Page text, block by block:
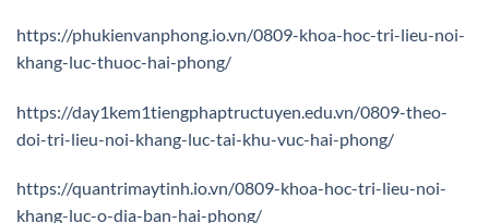
https://phukienvanphong.io.vn/0809-khoa-hoc-tri-lieu-noi-
khang-luc-thuoc-hai-phong/
https://day1kem1tiengphaptructuyen.edu.vn/0809-theo-
doi-tri-lieu-noi-khang-luc-tai-khu-vuc-hai-phong/
https://quantrimaytinh.io.vn/0809-khoa-hoc-tri-lieu-noi-
khang-luc-o-dia-ban-hai-phong/